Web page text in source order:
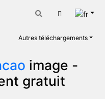
Panier
Autres téléchargements
image -
gratuit